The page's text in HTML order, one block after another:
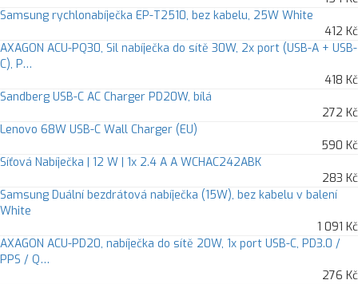
Samsung rychlonabíječka EP-T2510, bez kabelu, 25W White
412 Kč
AXAGON ACU-PQ30, Sil nabíječka do sítě 30W, 2x port (USB-A + USB-
C), P…
418 Kč
Sandberg USB-C AC Charger PD20W, bílá
272 Kč
Lenovo 68W USB-C Wall Charger (EU)
590 Kč
Síťová Nabíječka | 12 W | 1x 2.4 A A WCHAC242ABK
283 Kč
Samsung Duální bezdrátová nabíječka (15W), bez kabelu v balení
White
1 091 Kč
AXAGON ACU-PD20, nabíječka do sítě 20W, 1x port USB-C, PD3.0 /
PPS / Q…
276 Kč